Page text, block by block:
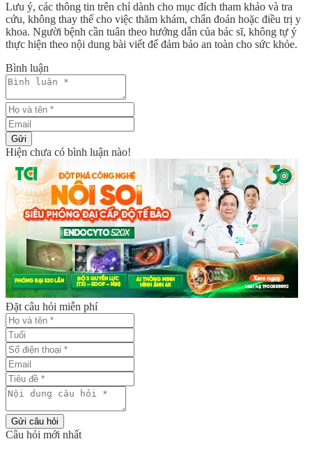
Lưu ý, các thông tin trên chỉ dành cho mục đích tham khảo và tra
cứu, không thay thế cho việc thăm khám, chẩn đoán hoặc điều trị y
khoa. Người bệnh cần tuân theo hướng dẫn của bác sĩ, không tự ý
thực hiện theo nội dung bài viết để đảm bảo an toàn cho sức khỏe.
Bình luận
Gửi
Hiện chưa có bình luận nào!
Đặt câu hỏi miễn phí
Gửi câu hỏi
Câu hỏi mới nhất